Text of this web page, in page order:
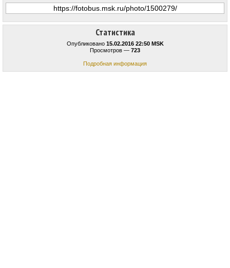
Статистика
Опубликовано 15.02.2016 22:50 MSK
Просмотров — 723
Подробная информация